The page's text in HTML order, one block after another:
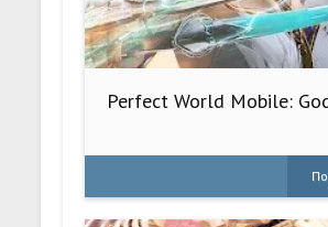
Perfect World Mobile: